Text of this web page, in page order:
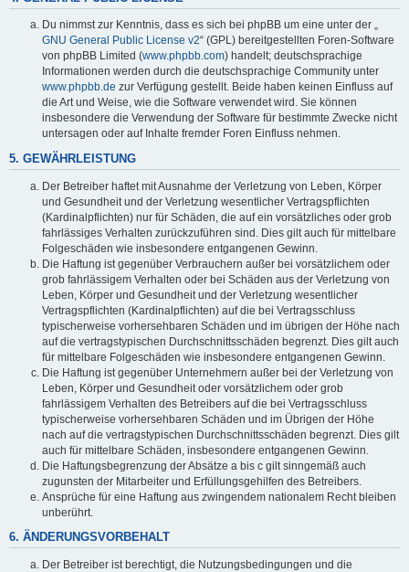
Du nimmst zur Kenntnis, dass es sich bei phpBB um eine unter der „
GNU General Public License v2“ (GPL) bereitgestellten Foren-Software
von phpBB Limited (www.phpbb.com) handelt; deutschsprachige
Informationen werden durch die deutschsprachige Community unter
www.phpbb.de zur Verfügung gestellt. Beide haben keinen Einfluss auf
die Art und Weise, wie die Software verwendet wird. Sie können
insbesondere die Verwendung der Software für bestimmte Zwecke nicht
untersagen oder auf Inhalte fremder Foren Einfluss nehmen.
5. GEWÄHRLEISTUNG
Der Betreiber haftet mit Ausnahme der Verletzung von Leben, Körper
und Gesundheit und der Verletzung wesentlicher Vertragspflichten
(Kardinalpflichten) nur für Schäden, die auf ein vorsätzliches oder grob
fahrlässiges Verhalten zurückzuführen sind. Dies gilt auch für mittelbare
Folgeschäden wie insbesondere entgangenen Gewinn.
Die Haftung ist gegenüber Verbrauchern außer bei vorsätzlichem oder
grob fahrlässigem Verhalten oder bei Schäden aus der Verletzung von
Leben, Körper und Gesundheit und der Verletzung wesentlicher
Vertragspflichten (Kardinalpflichten) auf die bei Vertragsschluss
typischerweise vorhersehbaren Schäden und im übrigen der Höhe nach
auf die vertragstypischen Durchschnittsschäden begrenzt. Dies gilt auch
für mittelbare Folgeschäden wie insbesondere entgangenen Gewinn.
Die Haftung ist gegenüber Unternehmern außer bei der Verletzung von
Leben, Körper und Gesundheit oder vorsätzlichem oder grob
fahrlässigem Verhalten des Betreibers auf die bei Vertragsschluss
typischerweise vorhersehbaren Schäden und im Übrigen der Höhe
nach auf die vertragstypischen Durchschnittsschäden begrenzt. Dies gilt
auch für mittelbare Schäden, insbesondere entgangenen Gewinn.
Die Haftungsbegrenzung der Absätze a bis c gilt sinngemäß auch
zugunsten der Mitarbeiter und Erfüllungsgehilfen des Betreibers.
Ansprüche für eine Haftung aus zwingendem nationalem Recht bleiben
unberührt.
6. ÄNDERUNGSVORBEHALT
Der Betreiber ist berechtigt, die Nutzungsbedingungen und die